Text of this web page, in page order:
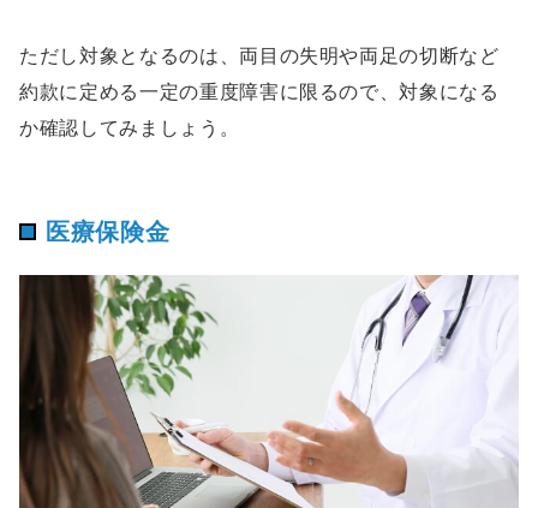
ただし対象となるのは、両目の失明や両足の切断など
約款に定める一定の重度障害に限るので、対象になる
か確認してみましょう。
医療保険金